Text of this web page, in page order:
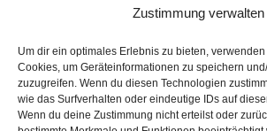
Zustimmung verwalten
Um dir ein optimales Erlebnis zu bieten,
Cookies, um Geräteinformationen zu speichern
zuzugreifen. Wenn du diesen Technologien
wie das Surfverhalten oder eindeutige IDs auf
Wenn du deine Zustimmung nicht erteilst oder
Archiv
A